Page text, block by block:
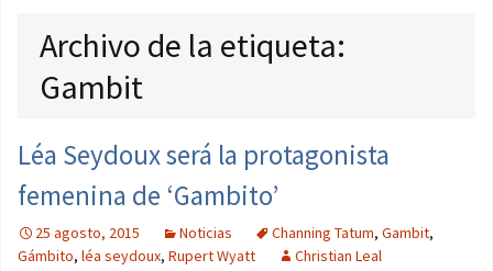
Archivo de la etiqueta:
Gambit
Léa Seydoux será la protagonista
femenina de ‘Gambito’
25 agosto, 2015 Noticias Channing Tatum, Gambit,
Gámbito, léa seydoux, Rupert Wyatt Christian Leal